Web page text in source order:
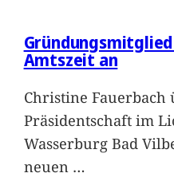
Amtszeit an
Christine
Präsidentschaft im
Wasserburg Bad
neuen …